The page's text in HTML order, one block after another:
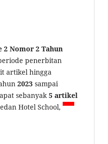
2 Nomor 2 Tahun
penerbitan
artikel hingga
2023 sampai
sebanyak5 artikel
Hotel School,